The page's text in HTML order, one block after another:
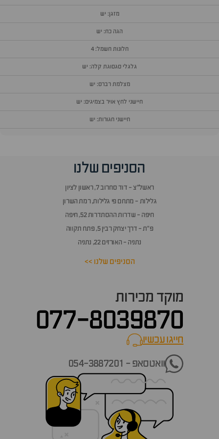
מזגן: יש
הגה כח: יש
חלונות חשמל: 4
גלגלי סגסוגת קלה: יש
מצלמת רברס: יש
חיישני לחץ אויר בצמיגים: יש
חיישני חגורות: יש
הסניפים שלנו
ראשל״צ - דוד סחרוב 7, ראשון לציון
גלילות - מתחם פי גלילות, רמת השרון
חיפה - שדרות ההסתדרות 52, חיפה
פ״ת - דרך יצחק רבין 5, פתח תקווה
נתניה - האורזים 22, נתניה
הסניפים שלנו >>
מוקד מכירות
077-8039870
חייגו עכשיוcall now
וואטסאפ - 054-3887201